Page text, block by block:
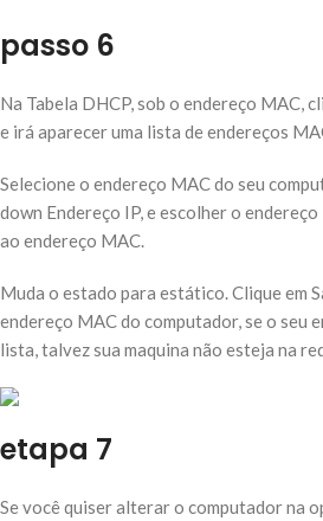
passo 6
Na Tabela DHCP, sob o endereço MAC,
e irá aparecer uma lista de endereços
Selecione o endereço MAC do seu
down Endereço IP, e escolher o
ao endereço MAC.
Muda o estado para estático. Clique em
endereço MAC do computador, se o seu
lista, talvez sua maquina não esteja na
etapa 7
Se você quiser alterar o computador na